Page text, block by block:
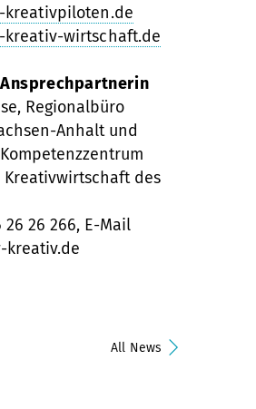
kreativpiloten.de
kreativ-wirtschaft.de
Regionalbüro
Anhalt und
des
26 26 266, E-Mail
kreativ.de
All News